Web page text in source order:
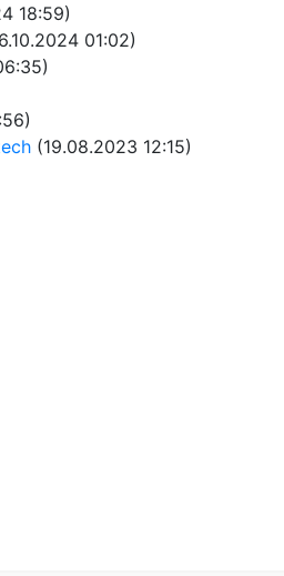
18:59)
01:02)
(19.08.2023 12:15)